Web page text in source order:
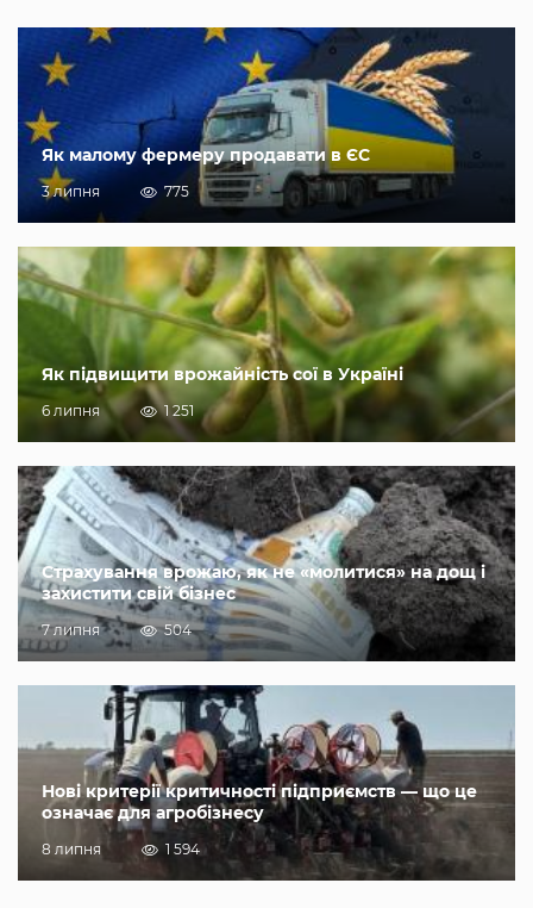
Як малому фермеру продавати в ЄС
3 липня 775
Як підвищити врожайність сої в Україні
6 липня 1 251
Страхування врожаю, як не «молитися» на дощ і
захистити свій бізнес
7 липня 504
Нові критерії критичності підприємств — що це
означає для агробізнесу
8 липня 1 594